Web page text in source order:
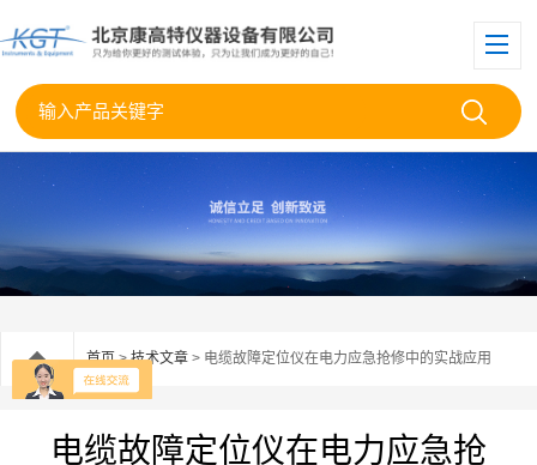
首页>技术文章 > 电缆故障定位仪在电力应急抢修中的实战应用
电缆故障定位仪在电力应急抢